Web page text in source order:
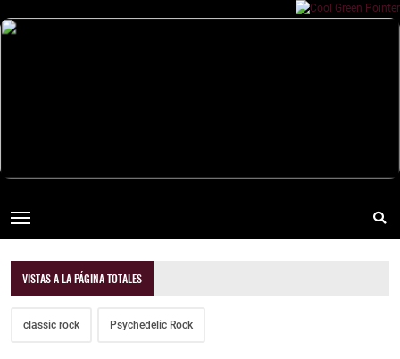
VISTAS A LA PÁGINA TOTALES
classic rock Psychedelic Rock